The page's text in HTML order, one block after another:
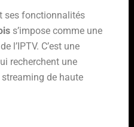
ses fonctionnalités
s’impose comme une
l’IPTV. C’est une
recherchent une
de haute